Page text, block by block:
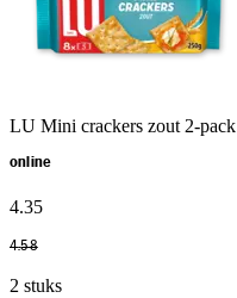
LU Mini crackers zout 2-pack
online
4.35
4.58
2 stuks